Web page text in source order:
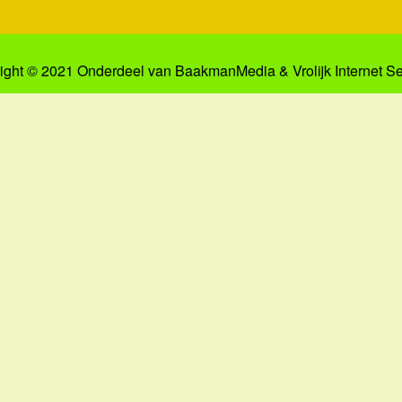
© 2021 Onderdeel van BaakmanMedia& Vrolijk Internet